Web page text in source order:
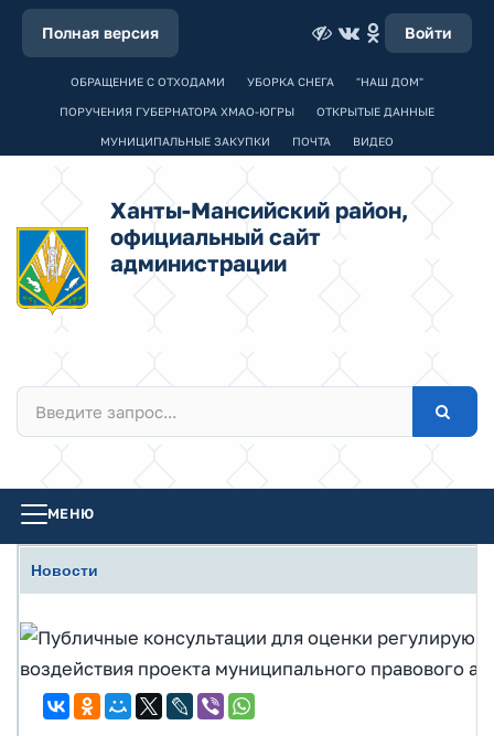
Полная версия Войти
ОБРАЩЕНИЕ С ОТХОДАМИ УБОРКА СНЕГА "НАШ ДОМ"
ПОРУЧЕНИЯ ГУБЕРНАТОРА ХМАО-ЮГРЫ ОТКРЫТЫЕ ДАННЫЕ
МУНИЦИПАЛЬНЫЕ ЗАКУПКИ ПОЧТА ВИДЕО
Ханты-Мансийский район,
официальный сайт
администрации
МЕНЮ
Новости